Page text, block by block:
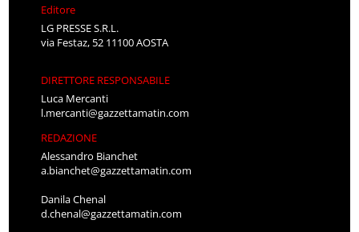
Editore
LG PRESSE S.R.L.
via Festaz, 52 11100 AOSTA
DIRETTORE RESPONSABILE
Luca Mercanti
l.mercanti@gazzettamatin.com
REDAZIONE
Alessandro Bianchet
a.bianchet@gazzettamatin.com
Danila Chenal
d.chenal@gazzettamatin.com